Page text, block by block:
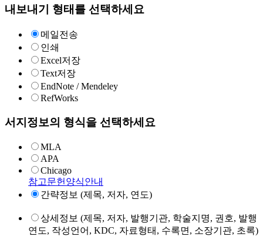
내보내기 형태를 선택하세요
메일전송
인쇄
Excel저장
Text저장
EndNote / Mendeley
RefWorks
서지정보의 형식을 선택하세요
MLA
APA
Chicago
참고문헌양식안내
간략정보 (제목, 저자, 연도)
상세정보 (제목, 저자, 발행기관, 학술지명, 권호, 발행
연도, 작성언어, KDC, 자료형태, 수록면, 소장기관, 초록)